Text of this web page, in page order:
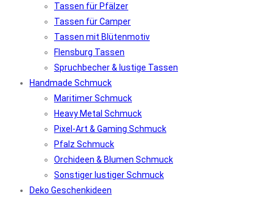
Tassen für Pfälzer
Tassen für Camper
Tassen mit Blütenmotiv
Flensburg Tassen
Spruchbecher & lustige Tassen
Handmade Schmuck
Maritimer Schmuck
Heavy Metal Schmuck
Pixel-Art & Gaming Schmuck
Pfalz Schmuck
Orchideen & Blumen Schmuck
Sonstiger lustiger Schmuck
Deko Geschenkideen